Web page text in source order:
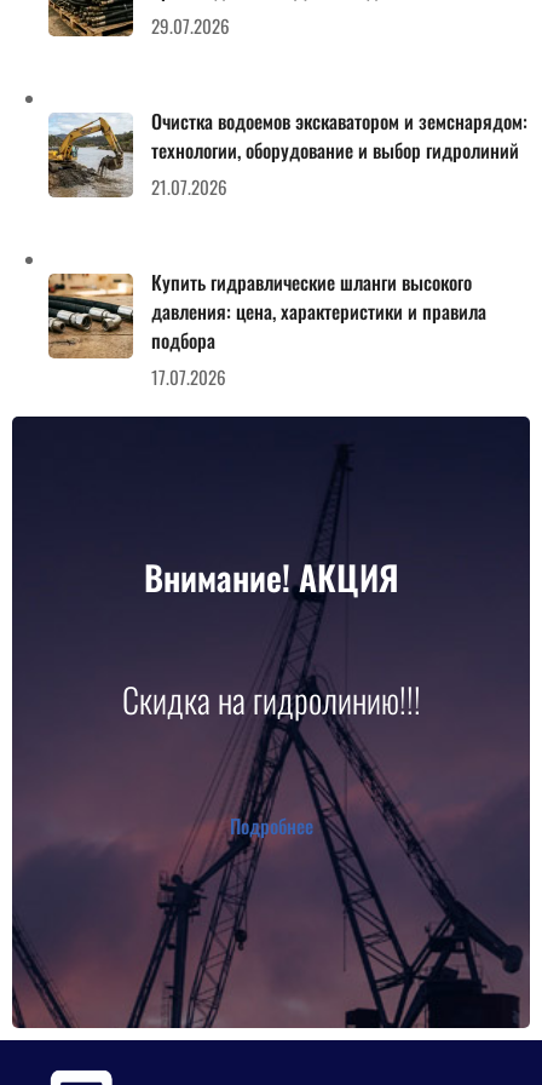
29.07.2026
Очистка водоемов экскаватором и земснарядом:
технологии, оборудование и выбор гидролиний
21.07.2026
Купить гидравлические шланги высокого
давления: цена, характеристики и правила
подбора
17.07.2026
Внимание! АКЦИЯ
Скидка на гидролинию!!!
Подробнее